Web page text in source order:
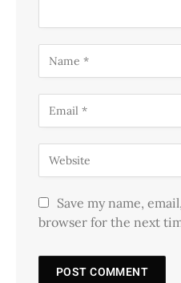
Save my name,
browser for the next